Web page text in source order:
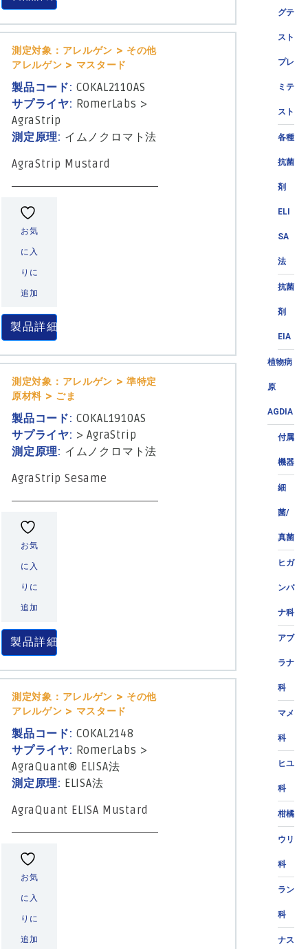
グテ
スト
プレ
ミテ
スト
各種
抗菌
剤
ELI
SA
法
抗菌
剤
EIA
植物病
原
AGDIA
付属
機器
細
菌/
真菌
ヒガ
ンバ
ナ科
アブ
ラナ
科
マメ
科
ヒユ
科
柑橘
ウリ
科
ラン
科
ナス
測定対象：アレルゲン > その他
アレルゲン > マスタード
製品コード: COKAL2110AS
サプライヤ: RomerLabs >
AgraStrip
測定原理: イムノクロマト法
AgraStrip Mustard
お気
に入
りに
追加
製品詳細
測定対象：アレルゲン > 準特定
原材料 > ごま
製品コード: COKAL1910AS
サプライヤ: >AgraStrip
測定原理: イムノクロマト法
AgraStrip Sesame
お気
に入
りに
追加
製品詳細
測定対象：アレルゲン > その他
アレルゲン > マスタード
製品コード: COKAL2148
サプライヤ: RomerLabs >
AgraQuant® ELISA法
測定原理: ELISA法
AgraQuant ELISA Mustard
お気
に入
りに
追加